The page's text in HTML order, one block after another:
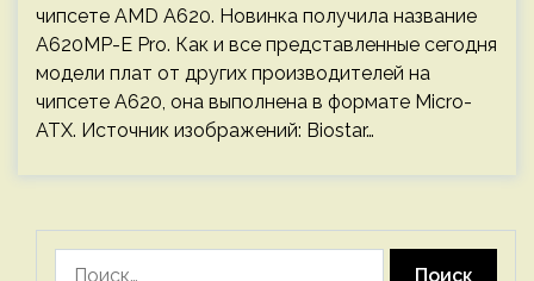
чипсете AMD A620. Новинка получила название
A620MP-E Pro. Как и все представленные сегодня
модели плат от других производителей на
чипсете A620, она выполнена в формате Micro-
ATX. Источник изображений: Biostar…